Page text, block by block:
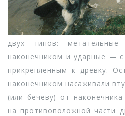
двух типов:
наконечником и ударные — с
прикрепленным к древку.
наконечником насаживали
(или бечеву) от
на противоположной части